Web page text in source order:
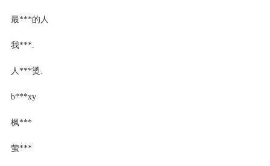
最***的人
我***.
人***烫.
b***xy
枫***
萤***